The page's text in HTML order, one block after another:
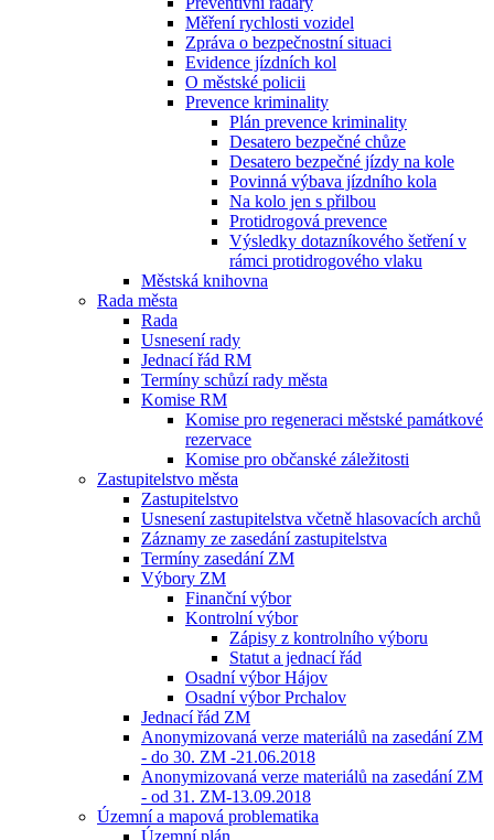
Měření rychlosti vozidel
Zpráva o bezpečnostní situaci
Evidence jízdních kol
O městské policii
Prevence kriminality
Plán prevence kriminality
Desatero bezpečné chůze
Desatero bezpečné jízdy na kole
Povinná výbava jízdního kola
Na kolo jen s přilbou
Protidrogová prevence
Výsledky dotazníkového šetření v
rámci protidrogového vlaku
Městská knihovna
Rada města
Rada
Usnesení rady
Jednací řád RM
Termíny schůzí rady města
Komise RM
Komise pro regeneraci městské památkové
rezervace
Komise pro občanské záležitosti
Zastupitelstvo města
Zastupitelstvo
Usnesení zastupitelstva včetně hlasovacích archů
Záznamy ze zasedání zastupitelstva
Termíny zasedání ZM
Výbory ZM
Finanční výbor
Kontrolní výbor
Zápisy z kontrolního výboru
Statut a jednací řád
Osadní výbor Hájov
Osadní výbor Prchalov
Jednací řád ZM
Anonymizovaná verze materiálů na zasedání ZM
- do 30. ZM -21.06.2018
Anonymizovaná verze materiálů na zasedání ZM
- od 31. ZM-13.09.2018
Územní a mapová problematika
Územní plán